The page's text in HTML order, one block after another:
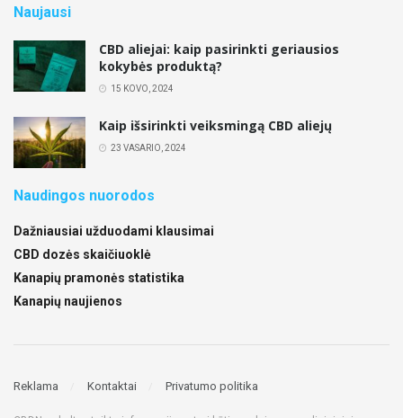
Naujausi
CBD aliejai: kaip pasirinkti geriausios
kokybės produktą?
15 KOVO, 2024
Kaip išsirinkti veiksmingą CBD aliejų
23 VASARIO, 2024
Naudingos nuorodos
Dažniausiai užduodami klausimai
CBD dozės skaičiuoklė
Kanapių pramonės statistika
Kanapių naujienos
Reklama Kontaktai Privatumo politika